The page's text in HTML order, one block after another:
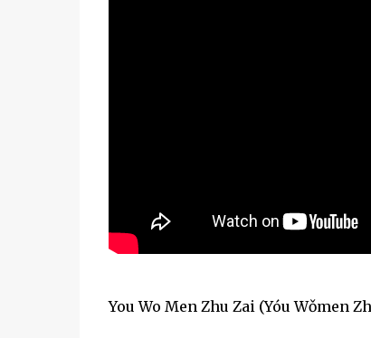
You Wo Men Zhu Zai (Yóu Wǒmen